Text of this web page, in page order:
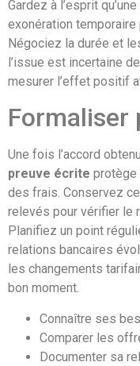
Gardez à l’esprit
exonération temporaire
Négociez la durée et
l’issue est incertaine
mesurer l’effet positif
Formaliser
Une fois l’accord
preuve écrite protège
des frais. Conservez
relevés pour vérifier le
Planifiez un point
relations bancaires
les changements
bon moment.
Connaître ses
Comparer les
Documenter sa